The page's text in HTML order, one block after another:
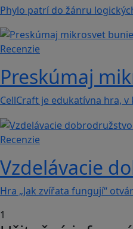
Phylo patrí do žánru
Recenzie
Preskúmaj
CellCraft je edukatívna hra,
Recenzie
Vzdelávacie
Hra „Jak zvířata fungují“
1